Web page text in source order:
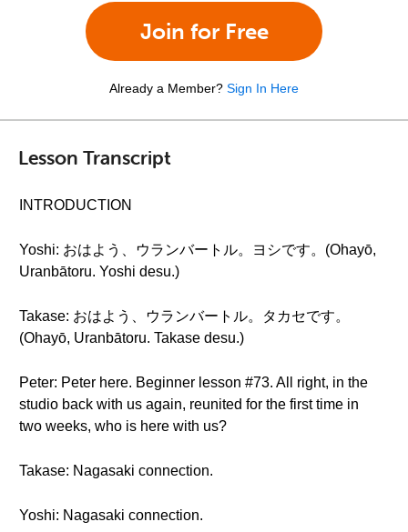
Join for Free
Already a Member? Sign In Here
Lesson Transcript
INTRODUCTION
Yoshi: おはよう、ウランバートル。ヨシです。(Ohayō,
Uranbātoru. Yoshi desu.)
Takase: おはよう、ウランバートル。タカセです。
(Ohayō, Uranbātoru. Takase desu.)
Peter: Peter here. Beginner lesson #73. All right, in the
studio back with us again, reunited for the first time in
two weeks, who is here with us?
Takase: Nagasaki connection.
Yoshi: Nagasaki connection.